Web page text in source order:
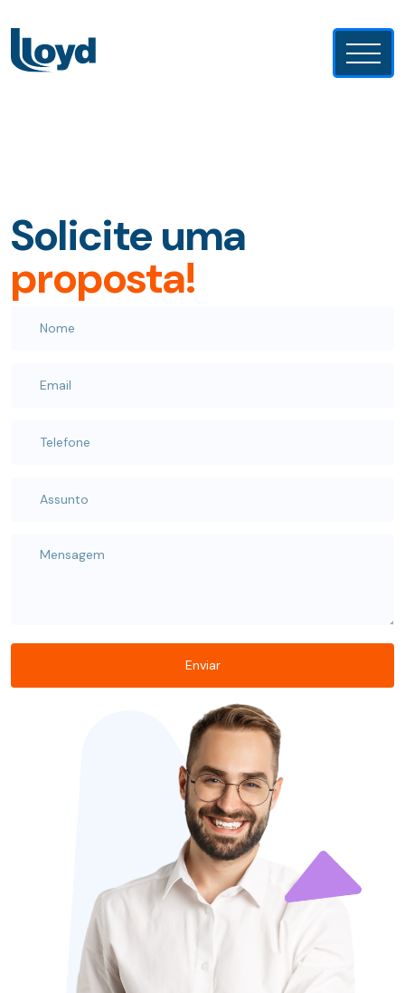
Lloyd News
Busque seu Imóvel
Solicite uma
proposta!